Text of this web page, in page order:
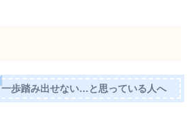
一歩踏み出せない…と思っている人へ